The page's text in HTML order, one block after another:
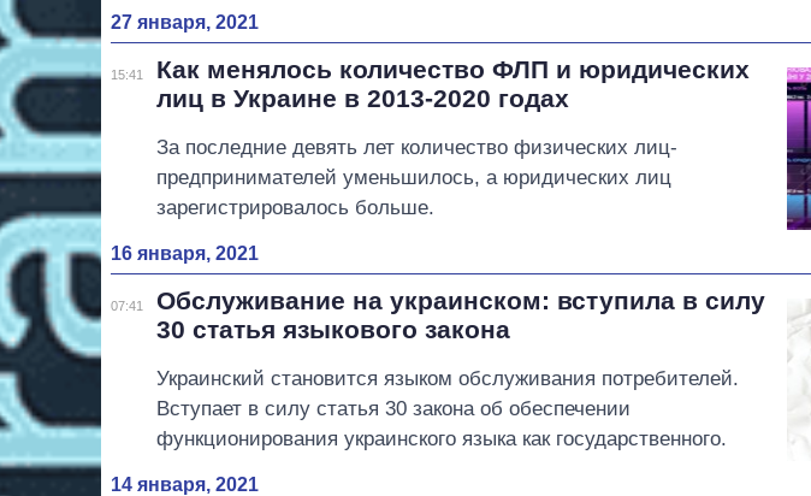
27 января, 2021
15:41
Как менялось количество ФЛП и юридических
лиц в Украине в 2013-2020 годах
За последние девять лет количество физических лиц-
предпринимателей уменьшилось, а юридических лиц
зарегистрировалось больше.
16 января, 2021
07:41
Обслуживание на украинском: вступила в силу
30 статья языкового закона
Украинский становится языком обслуживания потребителей.
Вступает в силу статья 30 закона об обеспечении
функционирования украинского языка как государственного.
14 января, 2021